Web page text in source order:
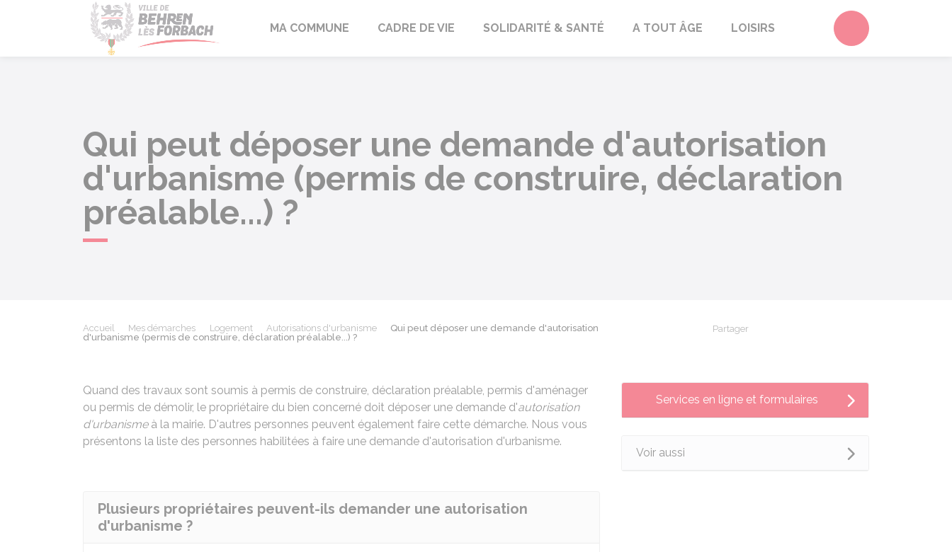
Behren-lès-Forbach
MA COMMUNE CADRE DE VIE SOLIDARITÉ & SANTÉ A TOUT ÂGE LOISIRS Accéder au
Qui peut déposer une demande d'autorisation
d'urbanisme (permis de construire, déclaration
préalable...) ?
Accueil Mes démarches Logement Autorisations d'urbanisme
Qui peut déposer une demande d'autorisation
d'urbanisme (permis de construire, déclaration préalable...) ?
Partager
Quand des travaux sont soumis à permis de construire, déclaration préalable, permis d'aménager
ou permis de démolir, le propriétaire du bien concerné doit déposer une demande d'autorisation
d'urbanismeà la mairie. D'autres personnes peuvent également faire cette démarche. Nous vous
présentons la liste des personnes habilitées à faire une demande d'autorisation d'urbanisme.
Plusieurs propriétaires peuvent-ils demander une autorisation
d'urbanisme ?
Services en ligne et formulaires
Voir aussi